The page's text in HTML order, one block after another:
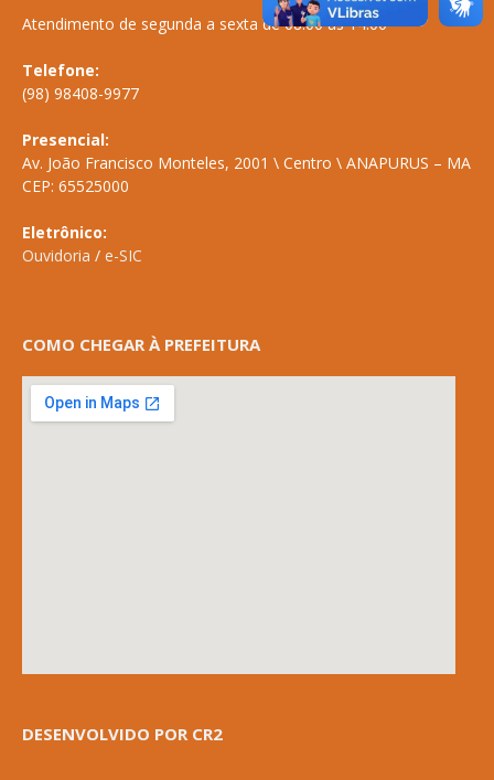
Atendimento de segunda a sexta de 08:00 às 14:00
Telefone:
(98) 98408-9977
Presencial:
Av. João Francisco Monteles, 2001 \ Centro \ ANAPURUS – MA
CEP: 65525000
Eletrônico:
Ouvidoria / e-SIC
COMO CHEGAR À PREFEITURA
DESENVOLVIDO POR CR2